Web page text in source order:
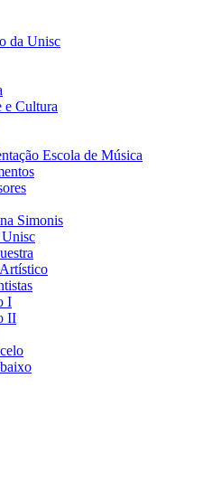
da Unisc
e Cultura
Escola de Música
Simonis
Unisc
I
II